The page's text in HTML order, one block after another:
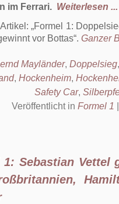
im Ferrari. Weiterlesen ...
Formel 1:
vor Bottas . Ganzer
Mayländer, Doppelsieg
, Hockenheim,
Safety Car,
Veröffentlicht in Formel 1
1: Sebastian Vettel